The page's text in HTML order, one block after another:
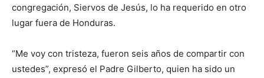
congregación, Siervos de Jesús, lo ha requerido en otro
lugar fuera de Honduras.
“Me voy con tristeza, fueron seis años de compartir con
ustedes”, expresó el Padre Gilberto, quien ha sido un